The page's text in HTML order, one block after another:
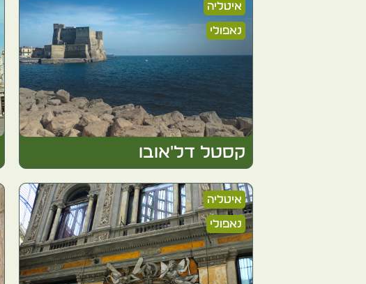
איטליה
נאפולי
קסטל דל'אובו
איטליה
נאפולי